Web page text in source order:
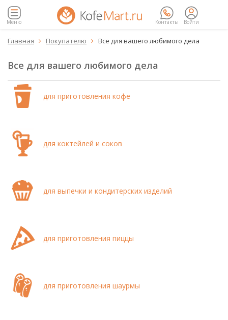
Меню Контакты Войти
Главная  Покупателю  Все для вашего любимого дела
Все для вашего любимого дела
для приготовления кофе
для коктейлей и соков
для выпечки и кондитерских изделий
для приготовления пиццы
для приготовления шаурмы